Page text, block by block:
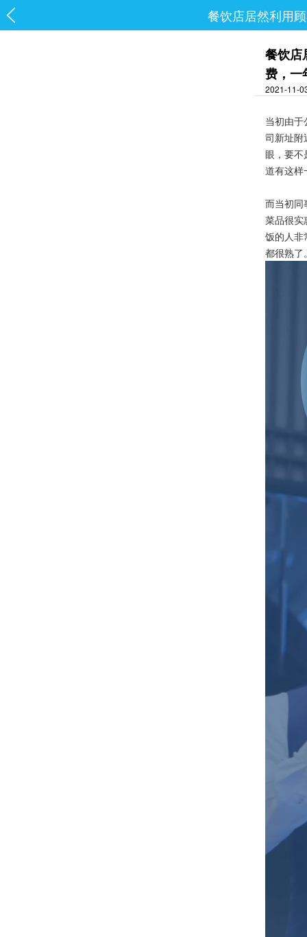
餐饮店居然利用
餐饮店
费，一
2021-11-
当初由于
司新址附
眼，要
道有这样
而当初同
菜品很实
饭的人非
都很熟了